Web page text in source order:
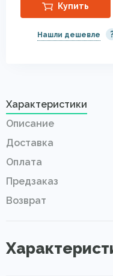
Купить
Нашли дешевле
Характеристики
Описание
Доставка
Оплата
Предзаказ
Возврат